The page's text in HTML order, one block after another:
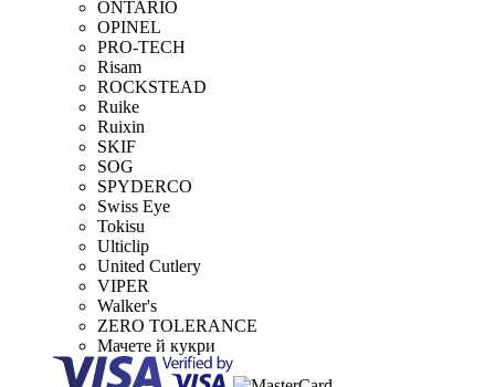
ONTARIO
OPINEL
PRO-TECH
Risam
ROCKSTEAD
Ruike
Ruixin
SKIF
SOG
SPYDERCO
Swiss Eye
Tokisu
Ulticlip
United Cutlery
VIPER
Walker's
ZERO TOLERANCE
Мачете й кукри